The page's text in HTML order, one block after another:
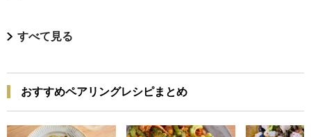
すべて見る
おすすめペアリングレシピまとめ